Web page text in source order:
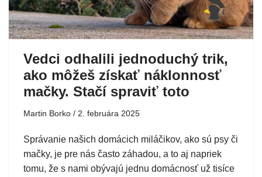
Vedci odhalili jednoduchý trik,
ako môžeš získať náklonnosť
mačky. Stačí spraviť toto
Martin Borko 2. februára 2025
Správanie našich domácich miláčikov, ako sú psy či
mačky, je pre nás často záhadou, a to aj napriek
tomu, že s nami obývajú jednu domácnosť už tisíce